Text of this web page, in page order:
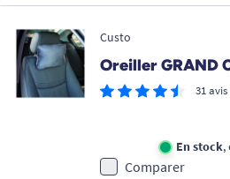
Custo
Oreiller GRAND
31 avis
En stock,
Comparer